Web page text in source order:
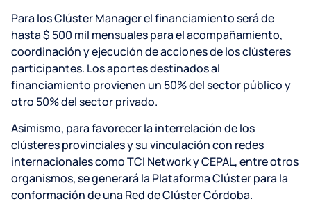
Para los Clúster Manager el financiamiento será de
hasta $ 500 mil mensuales para el acompañamiento,
coordinación y ejecución de acciones de los clústeres
participantes. Los aportes destinados al
financiamiento provienen un 50% del sector público y
otro 50% del sector privado.
Asimismo, para favorecer la interrelación de los
clústeres provinciales y su vinculación con redes
internacionales como TCI Network y CEPAL, entre otros
organismos, se generará la Plataforma Clúster para la
conformación de una Red de Clúster Córdoba.